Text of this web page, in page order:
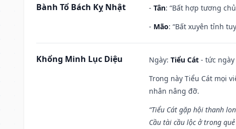
Bành Tổ Bách Kỵ Nhật - Tân: “Bất hợp tương
- Mão: “Bất xuyên tỉnh
Khổng Minh Lục Diệu Ngày: Tiểu Cát - tức ngày
Trong này Tiểu Cát mọi
nhân nâng đỡ.
“Tiểu Cát gặp hội thanh
Cầu tài cầu lộc ở trong